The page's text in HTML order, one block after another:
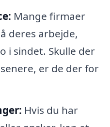
Mange firmaer
deres arbejde,
i sindet. Skulle der
er de der for
Hvis du har